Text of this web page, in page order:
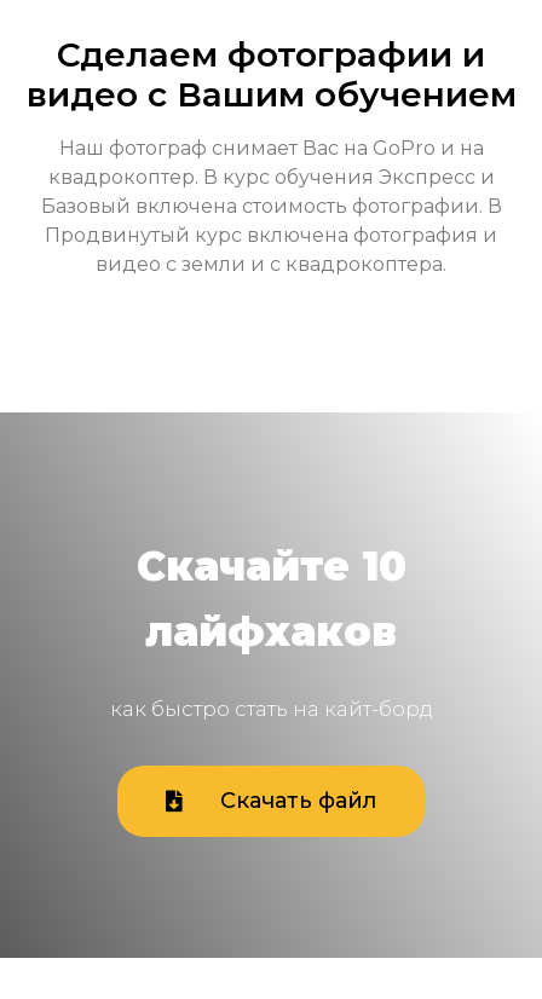
Сделаем фотографии и
видео с Вашим обучением
Наш фотограф снимает Вас на GoPro и на
квадрокоптер. В курс обучения Экспресс и
Базовый включена стоимость фотографии. В
Продвинутый курс включена фотография и
видео с земли и с квадрокоптера.
Скачайте 10
лайфхаков
как быстро стать на кайт-борд
Скачать файл